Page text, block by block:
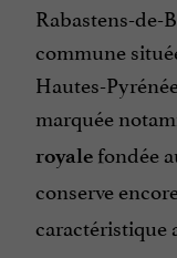
Rabastens-de-
commune
Hautes-
marquée
royale fondée
conserve
caractéristique